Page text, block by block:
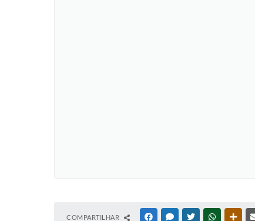
COMPARTILHAR FACEBOOKMESSENGER
TWITTERWHATSAPP